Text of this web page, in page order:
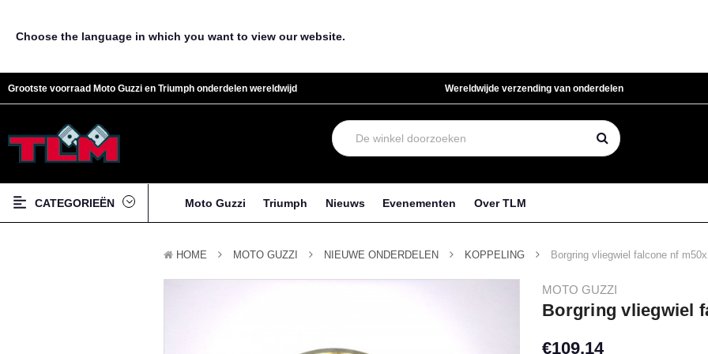
Choose the language in which you want to view our website.
Grootste voorraad Moto Guzzi en Triumph onderdelen wereldwijd Wereldwijde verzending van onderdelen
CATEGORIEËN Moto Guzzi Triumph Nieuws Evenementen Over TLM
HOME MOTO GUZZI NIEUWE ONDERDELEN KOPPELING Borgring vliegwiel falcone nf
MOTO GUZZI
Borgring vliegwiel
€109,14